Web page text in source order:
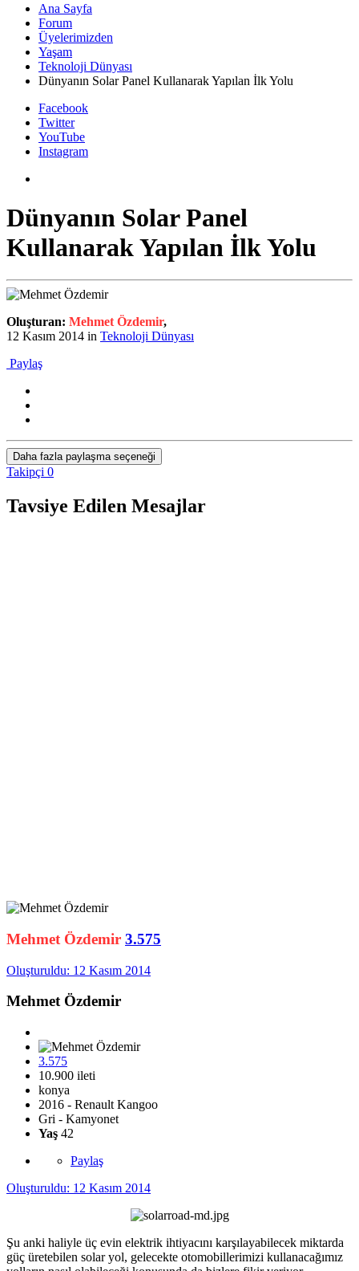
Ana Sayfa
Forum
Üyelerimizden
Yaşam
Teknoloji Dünyası
Dünyanın Solar Panel Kullanarak Yapılan İlk Yolu
Facebook
Twitter
YouTube
Instagram
Dünyanın Solar Panel
Kullanarak Yapılan İlk Yolu
Oluşturan: Mehmet Özdemir,
12 Kasım 2014 in Teknoloji Dünyası
Paylaş
Daha fazla paylaşma seçeneği
Takipçi 0
Tavsiye Edilen Mesajlar
Mehmet Özdemir 3.575
Oluşturuldu: 12 Kasım 2014
Mehmet Özdemir
3.575
10.900 ileti
konya
2016 - Renault Kangoo
Gri - Kamyonet
Yaş 42
Paylaş
Oluşturuldu: 12 Kasım 2014
Şu anki haliyle üç evin elektrik ihtiyacını karşılayabilecek miktarda
güç üretebilen solar yol, gelecekte otomobillerimizi kullanacağımız